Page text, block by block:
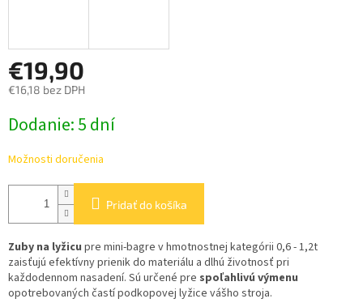
€19,90
€16,18 bez DPH
cena:
Dodanie: 5 dní
Možnosti doručenia
Pridať do košíka
Zuby na lyžicu pre mini-bagre v hmotnostnej kategórii 0,6 - 1,2t
zaisťujú efektívny prienik do materiálu a dlhú životnosť pri
každodennom nasadení. Sú určené pre spoľahlivú výmenu
opotrebovaných častí podkopovej lyžice vášho stroja.